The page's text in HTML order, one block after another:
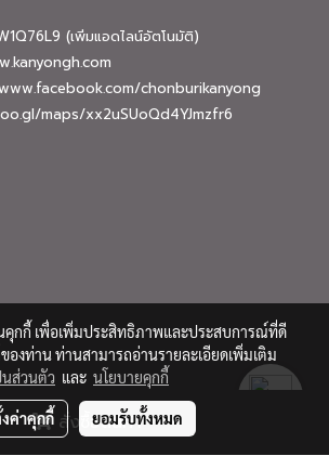
สั่งซื้อสินค้า
(เพิ่มแอดไลน์อัตโนมัติ)
chonburikanyong
maps/xx2uSUoQd4YJmzfr6
By kanyongh.com
คุกกี้ เพื่อเพิ่มประสิทธิภาพและประสบการณ์ที่ดี
ของท่าน ท่านสามารถอ่านรายละเอียดเพิ่มเติม
นส่วนตัว และ นโยบายคุกกี้
ค่าคุกกี้ ยอมรับทั้งหมด